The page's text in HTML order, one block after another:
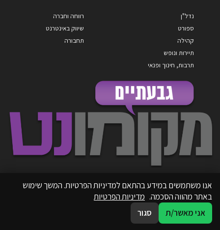
נדל"ן
ספורט
קהילה
תיירות ונופש
תרבות, חינוך ופנאי
רווחה וחברה
שיווק באינטרנט
תחבורה
אנו משתמשים במידע בהתאם למדיניות הפרטיות. המשך שימוש
באתר מהווה הסכמה. מדיניות הפרטיות
אני מאשר/ת
סגור